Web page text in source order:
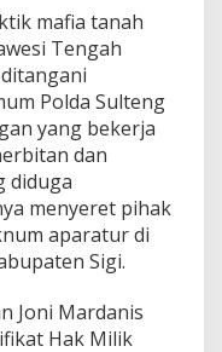
mafia tanah
Tengah
Polda Sulteng
yang bekerja
dan
diduga
menyeret pihak
aparatur di
Sigi.
Joni Mardanis
Hak Milik